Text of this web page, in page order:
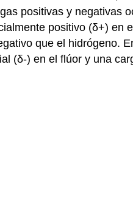
positivas y negativas
positivo (δ+) en
que el hidrógeno.
(δ-) en el flúor y una